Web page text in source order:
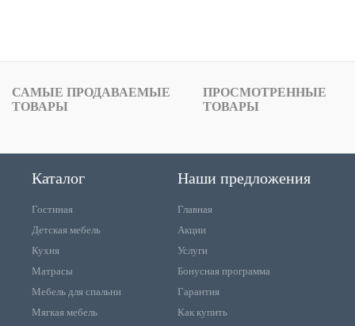
САМЫЕ ПРОДАВАЕМЫЕ
ТОВАРЫ
ПРОСМОТРЕННЫЕ
ТОВАРЫ
Каталог
Гостиная
Детская мебель
Кухня
Матрасы
Мебель для спальни
Мягкая мебель
Наши предложения
Главная
Акции
Услуги
Бонусная программа
Гарантия
Как купить